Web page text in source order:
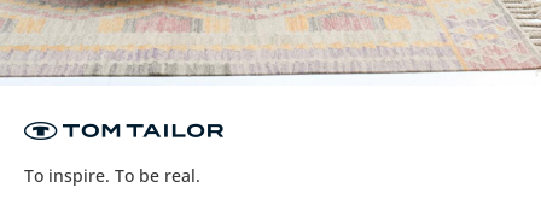
To inspire. To be real.